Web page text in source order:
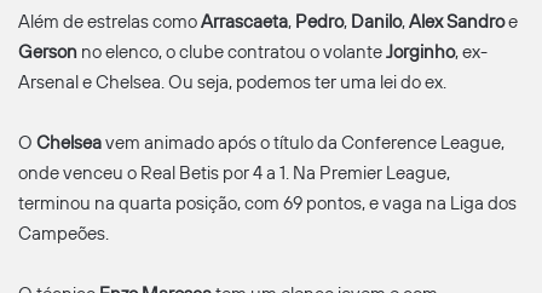
Além de estrelas comoArrascaeta, Pedro, Danilo,Alex Sandroe
Gerson no elenco, o clube contratou o volanteJorginho, ex-
Arsenal e Chelsea. Ou seja, podemos ter uma lei do ex.
O Chelseavem animado após o título da Conference League,
onde venceu o Real Betis por 4 a 1. Na Premier League,
terminou na quarta posição, com 69 pontos, e vaga na Liga dos
Campeões.